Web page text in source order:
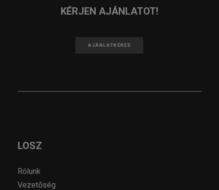
KÉRJEN AJÁNLATOT!
AJÁNLATKÉRÉS
LOSZ
Rólunk
Vezetőség